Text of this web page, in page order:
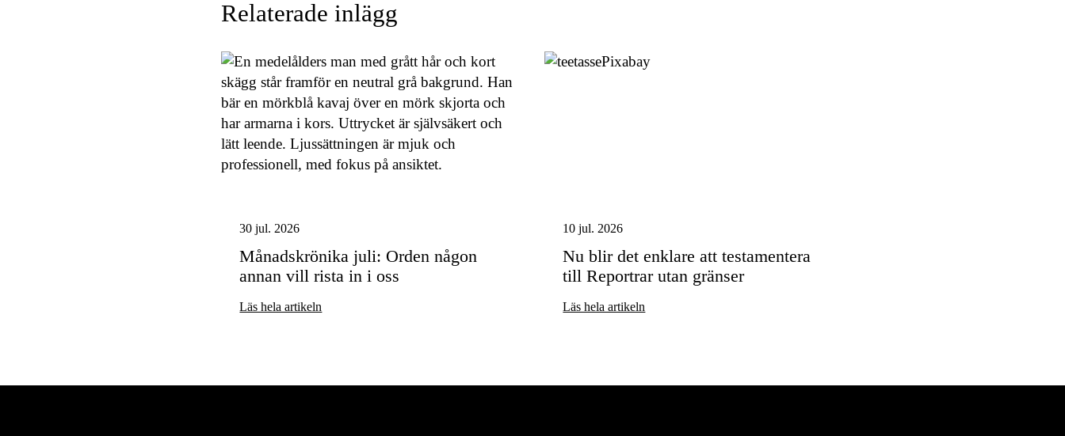
Relaterade inlägg
30 jul. 2026
Månadskrönika juli: Orden någon
annan vill rista in i oss
Läs hela artikeln
10 jul. 2026
Nu blir det enklare att testamentera
till Reportrar utan gränser
Läs hela artikeln